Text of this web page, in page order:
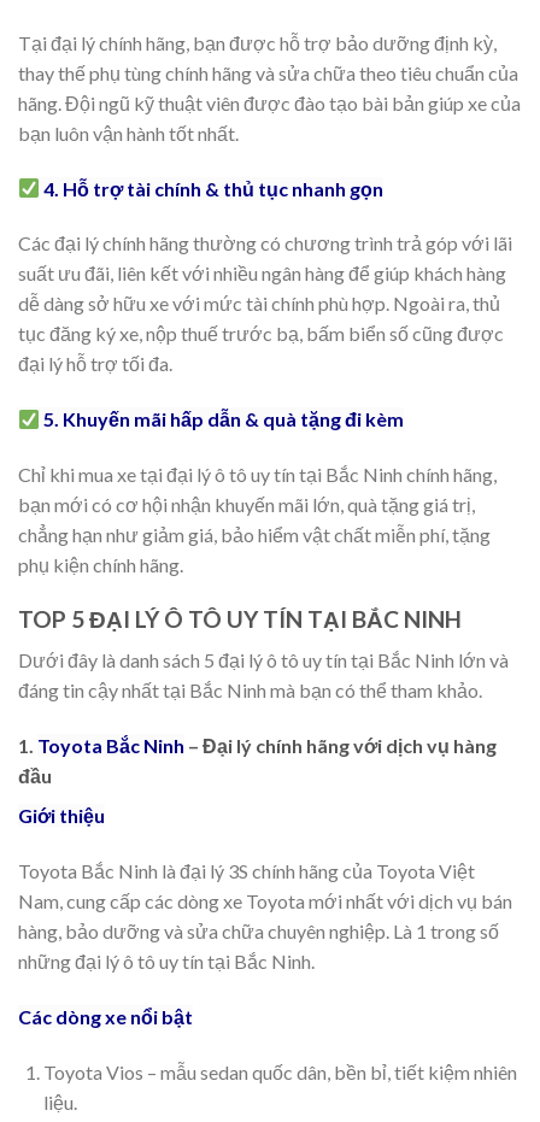
Tại đại lý chính hãng, bạn được hỗ trợ bảo dưỡng định kỳ,
thay thế phụ tùng chính hãng và sửa chữa theo tiêu chuẩn của
hãng. Đội ngũ kỹ thuật viên được đào tạo bài bản giúp xe của
bạn luôn vận hành tốt nhất.
4. Hỗ trợ tài chính & thủ tục nhanh gọn
Các đại lý chính hãng thường có chương trình trả góp với lãi
suất ưu đãi, liên kết với nhiều ngân hàng để giúp khách hàng
dễ dàng sở hữu xe với mức tài chính phù hợp. Ngoài ra, thủ
tục đăng ký xe, nộp thuế trước bạ, bấm biển số cũng được
đại lý hỗ trợ tối đa.
5. Khuyến mãi hấp dẫn & quà tặng đi kèm
Chỉ khi mua xe tại đại lý ô tô uy tín tại Bắc Ninh chính hãng,
bạn mới có cơ hội nhận khuyến mãi lớn, quà tặng giá trị,
chẳng hạn như giảm giá, bảo hiểm vật chất miễn phí, tặng
phụ kiện chính hãng.
TOP 5 ĐẠI LÝ Ô TÔ UY TÍN TẠI BẮC NINH
Dưới đây là danh sách 5 đại lý ô tô uy tín tại Bắc Ninh lớn và
đáng tin cậy nhất tại Bắc Ninh mà bạn có thể tham khảo.
1. Toyota Bắc Ninh – Đại lý chính hãng với dịch vụ hàng
đầu
Giới thiệu
Toyota Bắc Ninh là đại lý 3S chính hãng của Toyota Việt
Nam, cung cấp các dòng xe Toyota mới nhất với dịch vụ bán
hàng, bảo dưỡng và sửa chữa chuyên nghiệp. Là 1 trong số
những đại lý ô tô uy tín tại Bắc Ninh.
Các dòng xe nổi bật
Toyota Vios – mẫu sedan quốc dân, bền bỉ, tiết kiệm nhiên
liệu.